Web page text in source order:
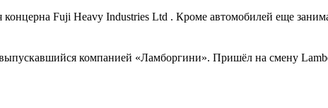
Fuji Heavy Industries Ltd . Кроме автомобилей еще
компанией «Ламборгини». Пришёл на смену